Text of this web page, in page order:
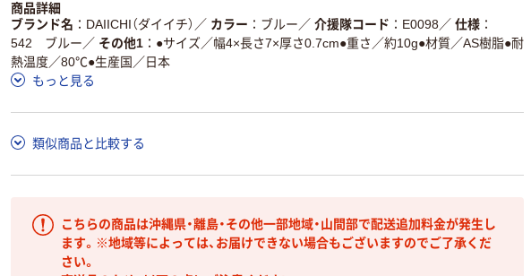
商品詳細
ブランド名
DAIICHI（ダイイチ） ／ カラー ブルー ／ 介援隊コード E0098 ／ 仕様
542 ブルー ／ その他1
●サイズ／幅4×長さ7×厚さ0.7cm●重さ／約10g●材質／AS樹脂●耐
熱温度／80℃●生産国／日本
もっと見る
類似商品と比較する
こちらの商品は沖縄県・離島・その他一部地域・山間部で配送追加料金が発生し
ます。※地域等によっては、お届けできない場合もございますのでご了承くだ
さい。